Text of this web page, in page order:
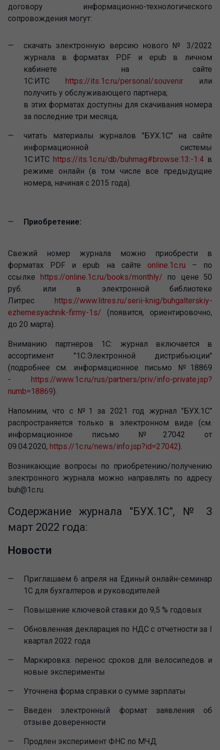
договору информационно-технологического
сопровождения могут:
скачать электронную версию нового № 3/2022
журнала в форматах PDF и epub в личном
кабинете на сайте
1С:ИТС https://its.1c.ru/personal/souvenir или
получить у обслуживающего партнера;
в этих форматах доступны для скачивания номера
за последние три месяца;
читать материалы журналов "БУХ.1С" на сайте
информационной системы
1С:ИТС https://its.1c.ru/db/buhmag#browse:13:-1:4 в
режиме онлайн (в том числе все предыдущие
номера, начиная с 2015 года).
Приобретение:
Свежий номер журнала можно приобрести в
форматах PDF и epub на сайте online.1c.ru – по
ссылке https://online.1c.ru/books/monthly/ по цене 50
руб. или в электронной библиотеке
Литрес https://www.litres.ru/serii-knig/buhgalterskiy-
ezhemesyachnik-firmy-1s/ (появится, ориентировочно,
до 20 марта).
Вниманию партнеров 1С: журнал включается в
ассортимент "1С:Электронной дистрибьюции"
(подробнее см. информационное письмо №18869
- https://www.1c.ru/rus/partners/priv/info-private.jsp?
numb=18869).
Напомним, что с №1 за 2021 год журнал "БУХ.1С"
распространяется только в электронном виде (см.
информационное письмо №27042 от
09.04.2020, https://1c.ru/news/info.jsp?id=27042).
Возникающие вопросы по приобретению/получению
электронного журнала можно направлять по адресу
buh@1c.ru.
Содержание журнала "БУХ.1С", № 3
март 2022 года:
Новости
Приглашаем 6 апреля на Единый онлайн-семинар
1С для бухгалтеров и руководителей
Повышение ключевой ставки до 9,5 % годовых
Обновленная декларация по НДС с отчетности за I
квартал 2022 года
Маркировка: перенос сроков для велосипедов и
новые эксперименты
Уточнена форма справки о сумме зарплаты
Введен электронный формат заявления об
отзыве доверенности
Продлен эксперимент ФНС по МЧД